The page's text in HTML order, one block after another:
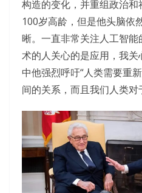
构造的变化，并重组政治和
100岁高龄，但是他头脑依
晰。一直非常关注人工智
术的人关心的是应用，我
中他强烈呼吁“人类需要重
间的关系，而且我们人类